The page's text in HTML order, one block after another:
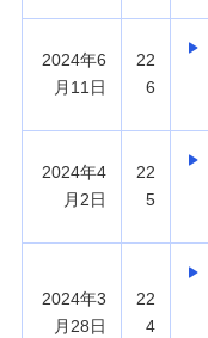
2024年6
月11日
22
6
2024年4
月2日
22
5
2024年3
月28日
22
4